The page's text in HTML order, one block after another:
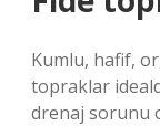
Kumlu, hafif,
topraklar
drenaj sorunu